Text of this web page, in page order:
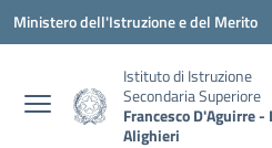
Vai ai contenuti
Vai al menu di navigazione
Vai al footer
Ministero dell'Istruzione e del Merito
Istituto di Istruzione
Secondaria Superiore
Francesco D'Aguirre -
Alighieri